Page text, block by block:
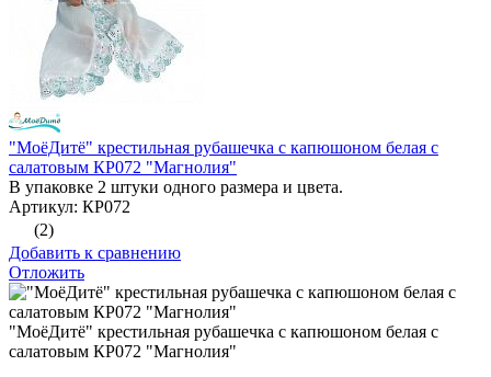
"МоёДитё" крестильная рубашечка с капюшоном белая с
салатовым КР072 "Магнолия"
В упаковке 2 штуки одного размера и цвета.
Артикул: КР072
(2)
Добавить к сравнению
Отложить
"МоёДитё" крестильная рубашечка с капюшоном белая с
салатовым КР072 "Магнолия"